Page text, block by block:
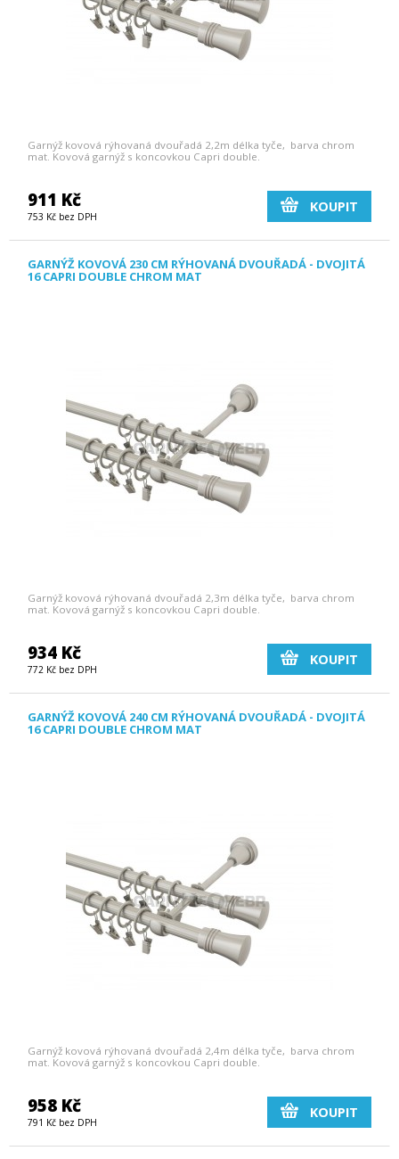
Garnýž kovová rýhovaná dvouřadá 2,2m délka tyče, barva chrom
mat. Kovová garnýž s koncovkou Capri double.
911 Kč
753 Kč bez DPH
KOUPIT
GARNÝŽ KOVOVÁ 230 CM RÝHOVANÁ DVOUŘADÁ - DVOJITÁ
16 CAPRI DOUBLE CHROM MAT
Garnýž kovová rýhovaná dvouřadá 2,3m délka tyče, barva chrom
mat. Kovová garnýž s koncovkou Capri double.
934 Kč
772 Kč bez DPH
KOUPIT
GARNÝŽ KOVOVÁ 240 CM RÝHOVANÁ DVOUŘADÁ - DVOJITÁ
16 CAPRI DOUBLE CHROM MAT
Garnýž kovová rýhovaná dvouřadá 2,4m délka tyče, barva chrom
mat. Kovová garnýž s koncovkou Capri double.
958 Kč
791 Kč bez DPH
KOUPIT